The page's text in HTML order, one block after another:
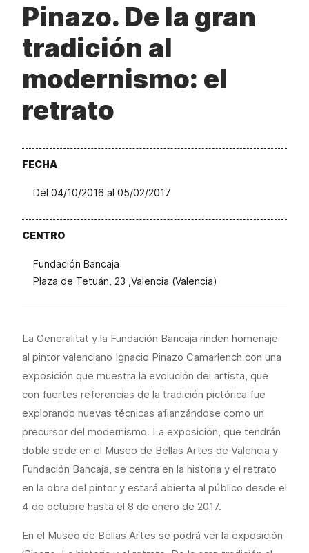
Pinazo. De la gran
tradición al
modernismo: el
retrato
FECHA
Del 04/10/2016 al 05/02/2017
CENTRO
Fundación Bancaja
Plaza de Tetuán, 23 ,Valencia (Valencia)
La Generalitat y la Fundación Bancaja rinden homenaje
al pintor valenciano Ignacio Pinazo Camarlench con una
exposición que muestra la evolución del artista, que
con fuertes referencias de la tradición pictórica fue
explorando nuevas técnicas afianzándose como un
precursor del modernismo. La exposición, que tendrán
doble sede en el Museo de Bellas Artes de Valencia y
Fundación Bancaja, se centra en la historia y el retrato
en la obra del pintor y estará abierta al público desde el
4 de octubre hasta el 8 de enero de 2017.
En el Museo de Bellas Artes se podrá ver la exposición